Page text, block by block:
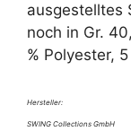
ausgestelltes
noch in Gr.
% Polyester,
Hersteller:
SWING Collections GmbH